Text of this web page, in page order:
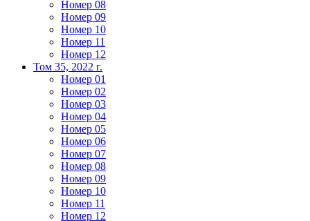
Номер 08
Номер 09
Номер 10
Номер 11
Номер 12
Том 35, 2022 г.
Номер 01
Номер 02
Номер 03
Номер 04
Номер 05
Номер 06
Номер 07
Номер 08
Номер 09
Номер 10
Номер 11
Номер 12